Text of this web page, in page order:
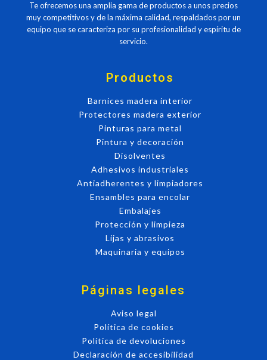
Te ofrecemos una amplia gama de productos a unos precios
muy competitivos y de la máxima calidad, respaldados por un
equipo que se caracteriza por su profesionalidad y espíritu de
servicio.
Productos
Barnices madera interior
Protectores madera exterior
Pinturas para metal
Pintura y decoración
Disolventes
Adhesivos industriales
Antiadherentes y limpiadores
Ensambles para encolar
Embalajes
Protección y limpieza
Lijas y abrasivos
Maquinaria y equipos
Páginas legales
Aviso legal
Política de cookies
Política de devoluciones
Declaración de accesibilidad